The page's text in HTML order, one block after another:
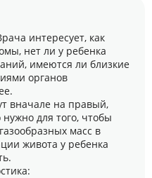
интересует, как
нет ли у ребенка
имеются ли близкие
органов
вначале на правый,
для того, чтобы
масс в
живота у ребенка